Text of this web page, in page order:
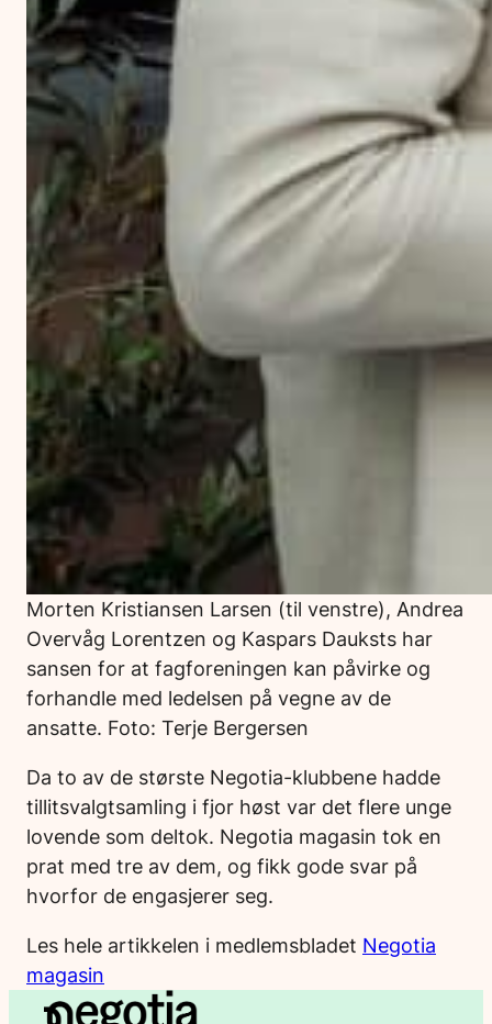
Morten Kristiansen Larsen (til venstre), Andrea
Overvåg Lorentzen og Kaspars Dauksts har
sansen for at fagforeningen kan påvirke og
forhandle med ledelsen på vegne av de
ansatte. Foto: Terje Bergersen
Da to av de største Negotia-klubbene hadde
tillitsvalgtsamling i fjor høst var det flere unge
lovende som deltok. Negotia magasin tok en
prat med tre av dem, og fikk gode svar på
hvorfor de engasjerer seg.
Les hele artikkelen i medlemsbladet Negotia
magasin